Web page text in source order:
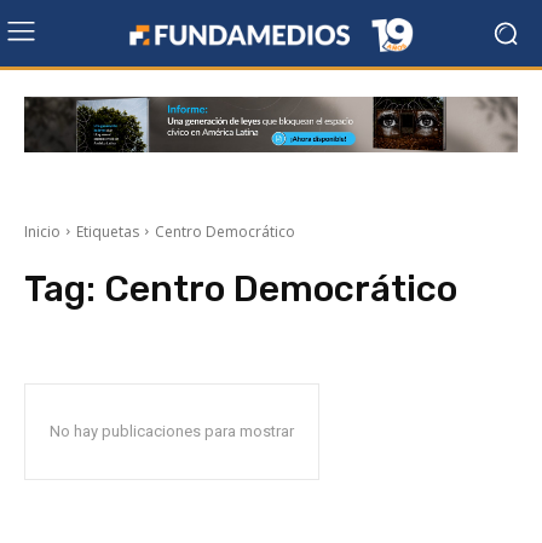
Inicio Etiquetas Centro Democrático
Tag: Centro Democrático
No hay publicaciones para mostrar